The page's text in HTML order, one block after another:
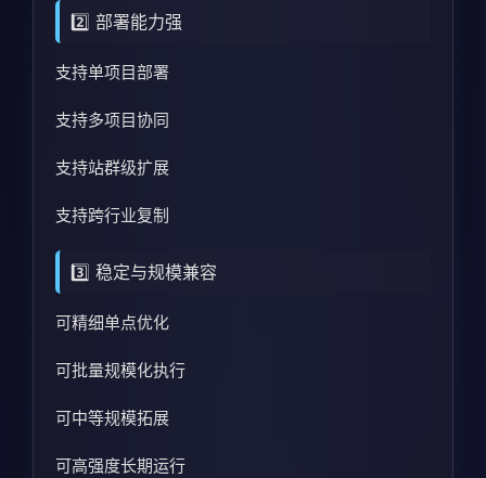
2️⃣ 部署能力强
支持单项目部署
支持多项目协同
支持站群级扩展
支持跨行业复制
3️⃣ 稳定与规模兼容
可精细单点优化
可批量规模化执行
可中等规模拓展
可高强度长期运行